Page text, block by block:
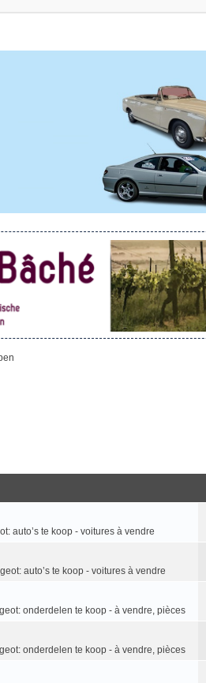
auto’s te koop - voitures à vendre
auto’s te koop - voitures à vendre
onderdelen te koop - à vendre, pièces
onderdelen te koop - à vendre, pièces